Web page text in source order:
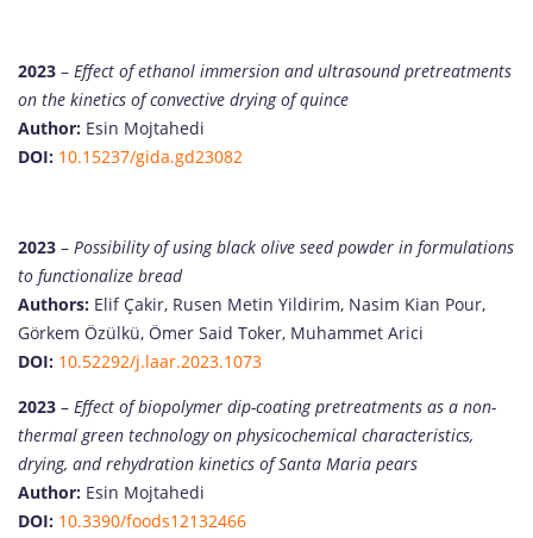
2023 – Effect of ethanol immersion and ultrasound pretreatments
on the kinetics of convective drying of quince
Author: Esin Mojtahedi
DOI: 10.15237/gida.gd23082
2023 – Possibility of using black olive seed powder in formulations
to functionalize bread
Authors: Elif Çakir, Rusen Metin Yildirim, Nasim Kian Pour,
Görkem Özülkü, Ömer Said Toker, Muhammet Arici
DOI: 10.52292/j.laar.2023.1073
2023 – Effect of biopolymer dip-coating pretreatments as a non-
thermal green technology on physicochemical characteristics,
drying, and rehydration kinetics of Santa Maria pears
Author: Esin Mojtahedi
DOI: 10.3390/foods12132466